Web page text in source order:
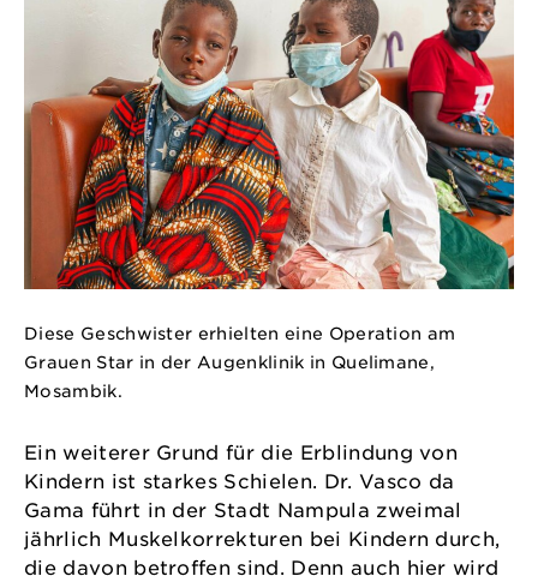
Diese Geschwister erhielten eine Operation am
Grauen Star in der Augenklinik in Quelimane,
Mosambik.
Ein weiterer Grund für die Erblindung von
Kindern ist starkes Schielen. Dr. Vasco da
Gama führt in der Stadt Nampula zweimal
jährlich Muskelkorrekturen bei Kindern durch,
die davon betroffen sind. Denn auch hier wird